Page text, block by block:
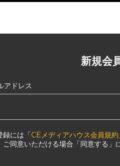
新規会
アドレス
録には「CEメディアハウス会員規約
ご同意いただける場合「同意する」